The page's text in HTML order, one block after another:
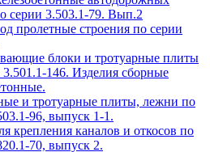
серии 3.503.1-79. Вып.2
пролетные строения по серии
блоки и тротуарные плиты
146. Изделия сборные
и тротуарные плиты, лежни по
96, выпуск 1-1.
крепления каналов и откосов по
70, выпуск 2.